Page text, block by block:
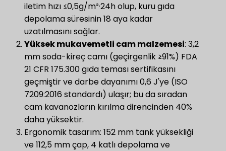
iletim hızı ≤0,5g/m²·24h olup, kuru gıda
depolama süresinin 18 aya kadar
uzatılmasını sağlar.
Yüksek mukavemetli cam malzemesi: 3,2
mm soda-kireç camı (geçirgenlik ≥91%) FDA
21 CFR 175.300 gıda teması sertifikasını
geçmiştir ve darbe dayanımı 0,6 J'ye (ISO
7209:2016 standardı) ulaşır; bu da sıradan
cam kavanozların kırılma direncinden 40%
daha yüksektir.
Ergonomik tasarım: 152 mm tank yüksekliği
ve 112,5 mm çap, 4 katlı depolama ve